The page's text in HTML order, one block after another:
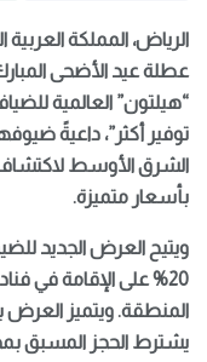
عطلة عيد الأضحى
“هيلتون” العالمية
توفير أكثر”، داعيةً
الشرق الأوسط لاكتشاف
بأسعار متميزة.
ويتيح العرض الجديد
20% على الإقامة في
المنطقة. ويتميز العرض
يشترط الحجز المسبق